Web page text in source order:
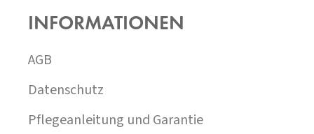
INFORMATIONEN
AGB
Datenschutz
Pflegeanleitung und Garantie